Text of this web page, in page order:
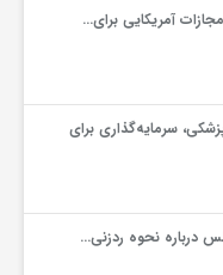
آمریکایی برای…
سرمایه‌گذاری برای
درباره نحوه ردزنی…